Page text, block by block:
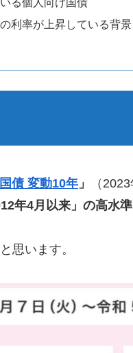
利率が上昇している背景
債 変動10年 」
（
年4月以来」の高水準
思います。